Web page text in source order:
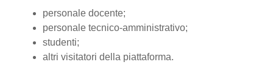
personale docente;
personale tecnico-amministrativo;
studenti;
altri visitatori della piattaforma.